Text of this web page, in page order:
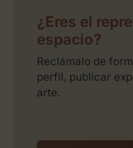
¿Eres el
espacio?
Reclámalo de
perfil, publicar
arte.